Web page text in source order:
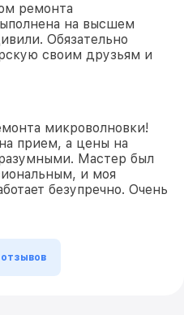
ремонта
на высшем
Обязательно
своим друзьям и
микроволновки!
прием, а цены на
Мастер был
и моя
безупречно. Очень